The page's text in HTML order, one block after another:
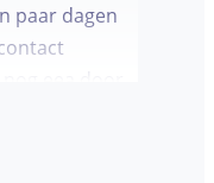
paar dagen
eea door